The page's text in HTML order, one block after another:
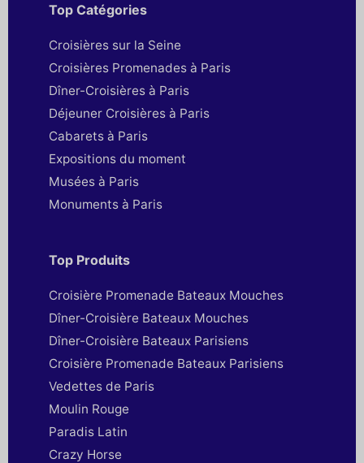
Top Catégories
Croisières sur la Seine
Croisières Promenades à Paris
Dîner-Croisières à Paris
Déjeuner Croisières à Paris
Cabarets à Paris
Expositions du moment
Musées à Paris
Monuments à Paris
Top Produits
Croisière Promenade Bateaux Mouches
Dîner-Croisière Bateaux Mouches
Dîner-Croisière Bateaux Parisiens
Croisière Promenade Bateaux Parisiens
Vedettes de Paris
Moulin Rouge
Paradis Latin
Crazy Horse